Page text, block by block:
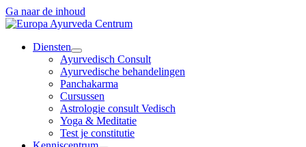
Ga naar de inhoud
Diensten
Ayurvedisch Consult
Ayurvedische behandelingen
Panchakarma
Cursussen
Astrologie consult Vedisch
Yoga & Meditatie
Test je constitutie